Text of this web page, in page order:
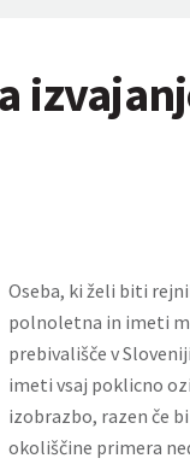
Oseba, ki želi biti
polnoletna in imeti
prebivališče v
imeti vsaj poklicno
izobrazbo, razen če
okoliščine primera